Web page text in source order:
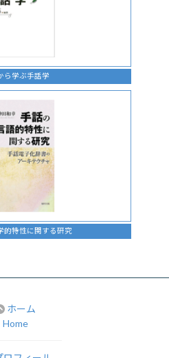
ら学ぶ手話学
的特性に関する研究
ホーム
Home